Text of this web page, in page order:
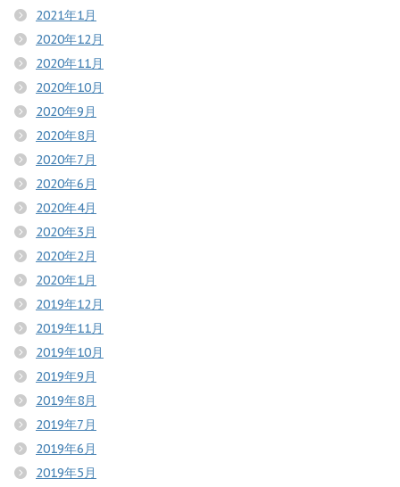
2021年1月
2020年12月
2020年11月
2020年10月
2020年9月
2020年8月
2020年7月
2020年6月
2020年4月
2020年3月
2020年2月
2020年1月
2019年12月
2019年11月
2019年10月
2019年9月
2019年8月
2019年7月
2019年6月
2019年5月